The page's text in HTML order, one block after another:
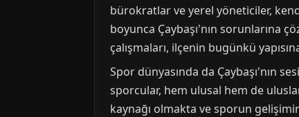
bürokratlar ve yerel yöneticiler,
boyunca Çaybaşı'nın sorunlarına
çalışmaları, ilçenin bugünkü
Spor dünyasında da Çaybaşı'nın
sporcular, hem ulusal hem de
kaynağı olmakta ve sporun